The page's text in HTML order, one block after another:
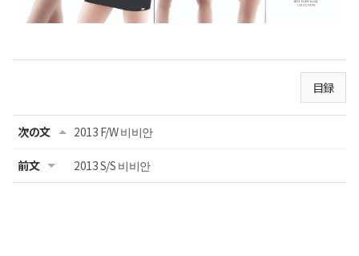
目録
次の文 2013 F/W 비비안
前文 2013 S/S 비비안